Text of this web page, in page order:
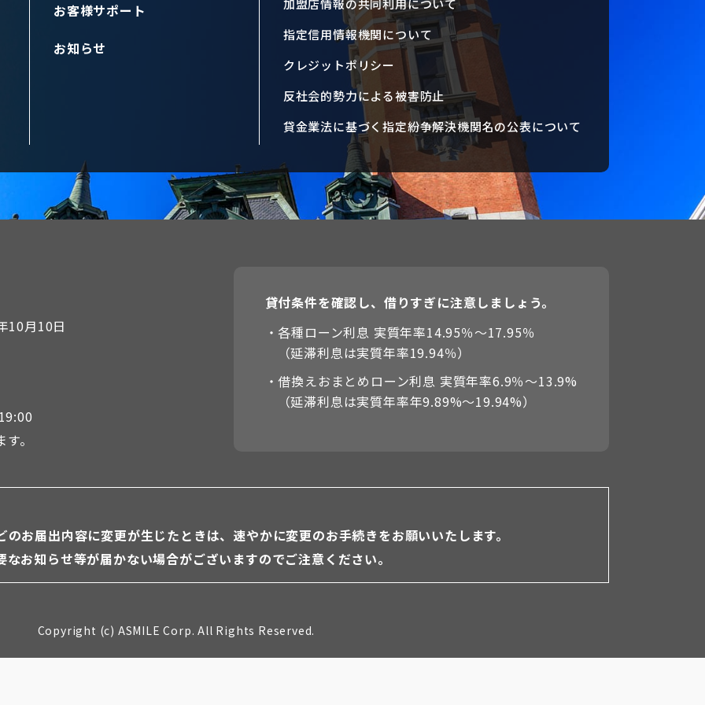
お客様サポート
お知らせ
加盟店情報の共同利用について
指定信用情報機関について
クレジットポリシー
反社会的勢力による被害防止
貸金業法に基づく指定紛争解決機関名の公表について
10月10日
。
貸付条件を確認し、借りすぎに注意しましょう。
・各種ローン利息 実質年率14.95％〜17.95％
（延滞利息は実質年率19.94％）
・借換えおまとめローン利息 実質年率6.9％〜13.9%
（延滞利息は実質年率年9.89%〜19.94%）
お届出内容に変更が生じたときは、速やかに変更のお手続きをお願いいたします。
お知らせ等が届かない場合がございますのでご注意ください。
Copyright (c) ASMILE Corp. All Rights Reserved.